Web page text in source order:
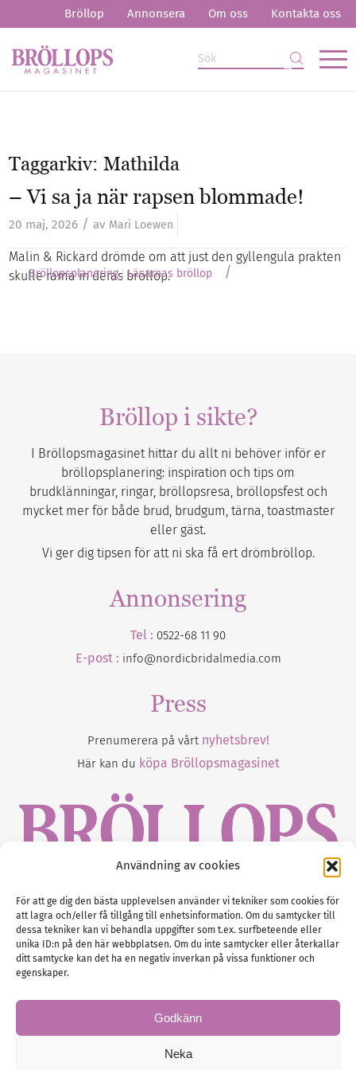
Användning av cookies
För att ge dig den bästa upplevelsen använder vi tekniker som cookies för
att lagra och/eller få tillgång till enhetsinformation. Om du samtycker till
dessa tekniker kan vi behandla uppgifter som t.ex. surfbeteende eller
unika ID:n på den här webbplatsen. Om du inte samtycker eller återkallar
ditt samtycke kan det ha en negativ inverkan på vissa funktioner och
egenskaper.
Godkänn
Neka
Bröllop Annonsera Om oss Kontakta oss
Taggarkiv:Mathilda
– Vi sa ja när rapsen blommade!
20 maj, 2026 / av Mari Loewen
Malin & Rickard drömde om att just den gyllengula prakten
skulle rama in deras bröllop.
Bröllopsplanering Läsarnas bröllop /
Bröllop i sikte?
I Bröllopsmagasinet hittar du allt ni behöver inför er
bröllopsplanering: inspiration och tips om
brudklänningar, ringar, bröllopsresa, bröllopsfest och
mycket mer för både brud, brudgum, tärna, toastmaster
eller gäst.
Vi ger dig tipsen för att ni ska få ert drömbröllop.
Annonsering
Tel : 0522-68 11 90
E-post : info@nordicbridalmedia.com
Press
Prenumerera på vårt nyhetsbrev!
Här kan du köpa Bröllopsmagasinet
Gustaf Mattssons väg 2, 451 50 Uddevalla
Tel :0522-68 11 90
E-post:info@nordicbridalmedia.com